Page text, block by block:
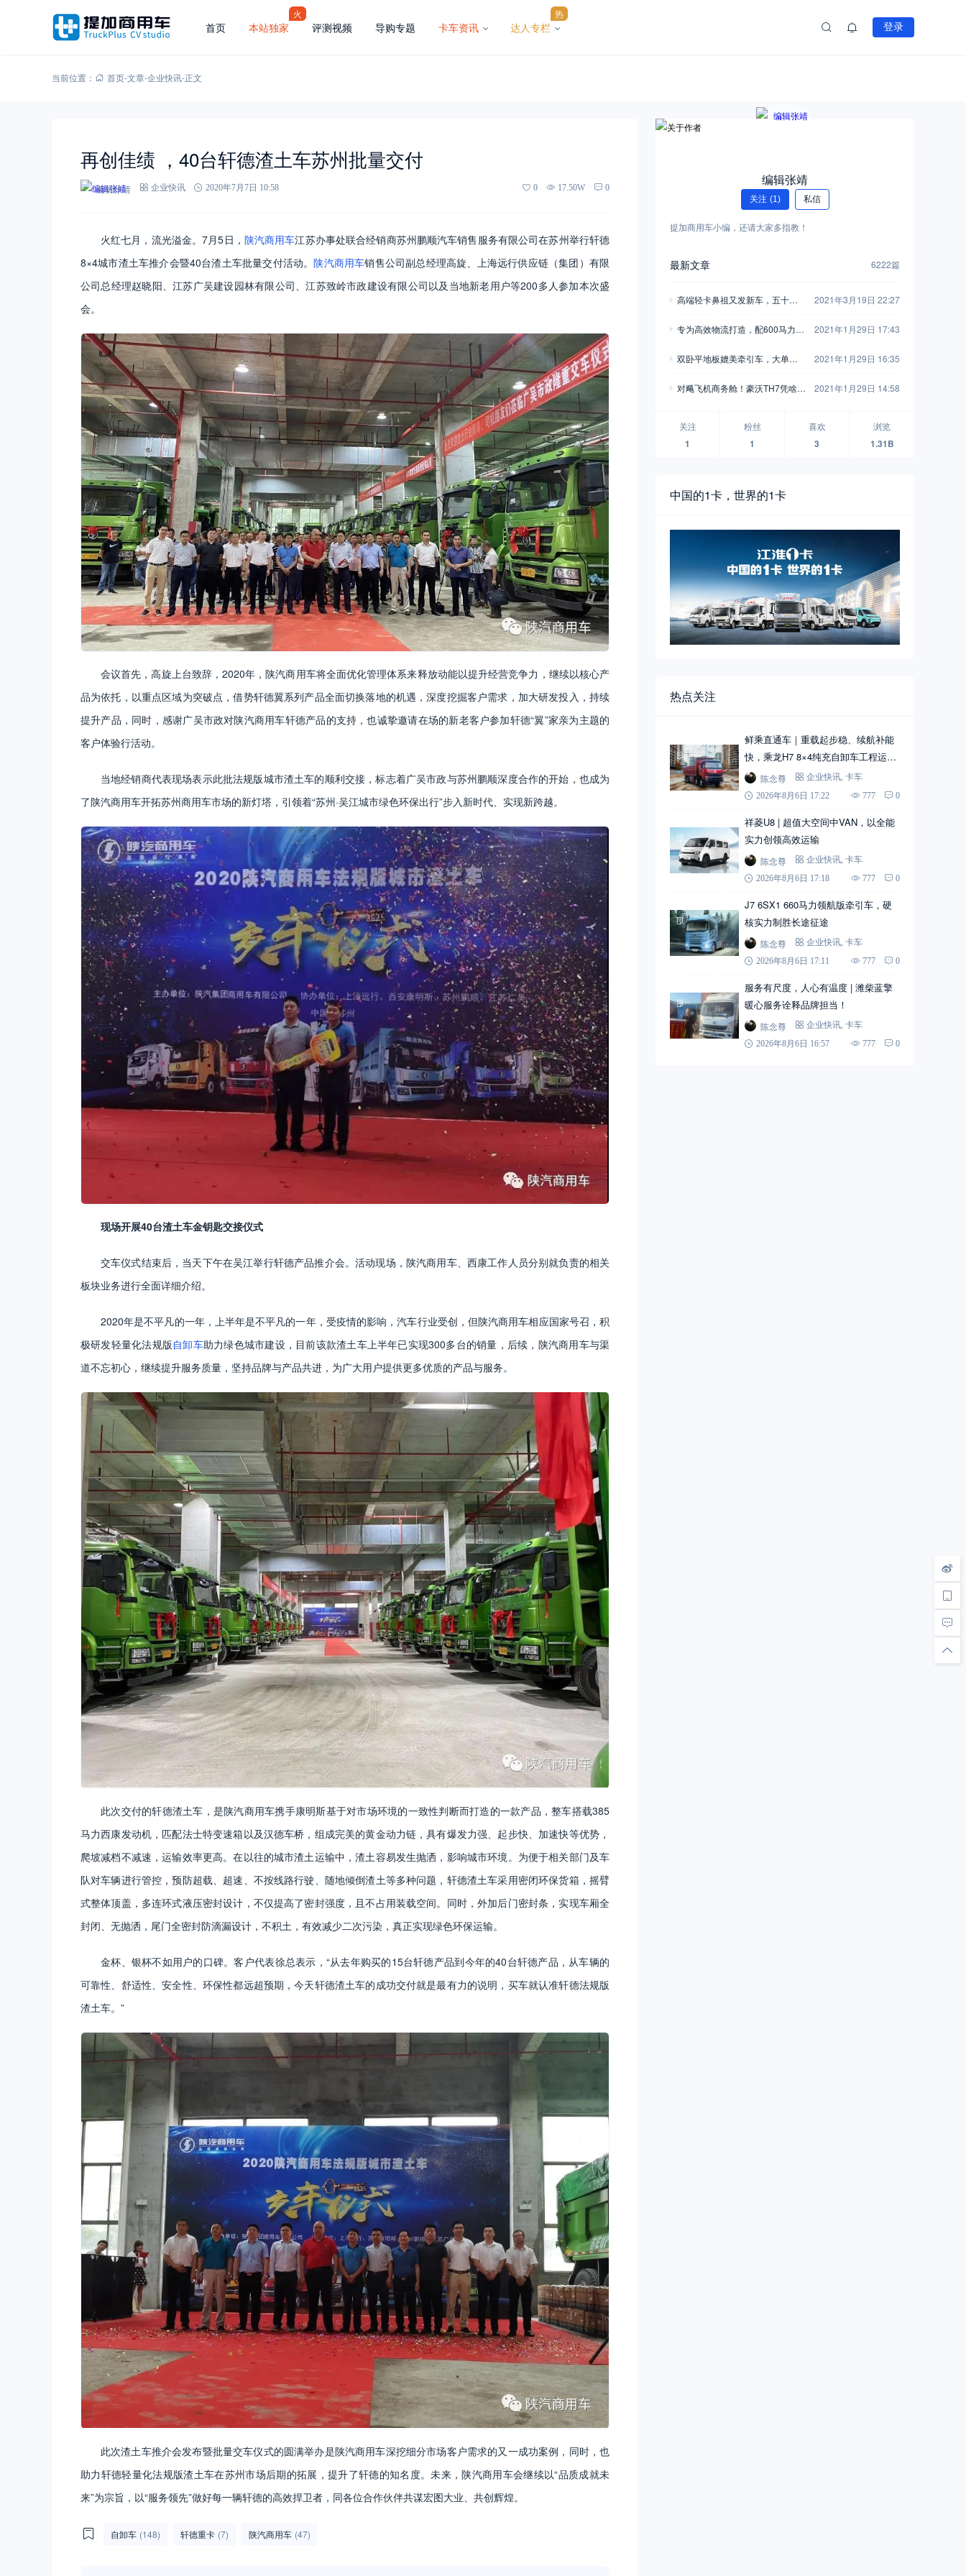
首页 本站独家
火
评测视频 导购专题 卡车资讯 达人专栏
热
登录
当前位置： 首页-文章-企业快讯-正文
再创佳绩 ，40台轩德渣土车苏州批量交付
编辑张靖 企业快讯 2020年7月7日 10:58 0 17.50W 0
火红七月，流光溢金。7月5日， 陕汽商用车江苏办事处联合经销商苏州鹏顺汽车销售服务有限公司在苏州举行轩德
8×4城市渣土车推介会暨40台渣土车批量交付活动。陕汽商用车销售公司副总经理高旋、上海远行供应链（集团）有限
公司总经理赵晓阳、江苏广吴建设园林有限公司、江苏致岭市政建设有限公司以及当地新老用户等200多人参加本次盛
会。
会议首先，高旋上台致辞，2020年，陕汽商用车将全面优化管理体系来释放动能以提升经营竞争力，继续以核心产
品为依托，以重点区域为突破点，借势轩德翼系列产品全面切换落地的机遇，深度挖掘客户需求，加大研发投入，持续
提升产品，同时，感谢广吴市政对陕汽商用车轩德产品的支持，也诚挚邀请在场的新老客户参加轩德“翼”家亲为主题的
客户体验行活动。
当地经销商代表现场表示此批法规版城市渣土车的顺利交接，标志着广吴市政与苏州鹏顺深度合作的开始，也成为
了陕汽商用车开拓苏州商用车市场的新灯塔，引领着“苏州·吴江城市绿色环保出行”步入新时代、实现新跨越。
现场开展40台渣土车金钥匙交接仪式
交车仪式结束后，当天下午在吴江举行轩德产品推介会。活动现场，陕汽商用车、西康工作人员分别就负责的相关
板块业务进行全面详细介绍。
2020年是不平凡的一年，上半年是不平凡的一年，受疫情的影响，汽车行业受创，但陕汽商用车相应国家号召，积
极研发轻量化法规版自卸车助力绿色城市建设，目前该款渣土车上半年已实现300多台的销量，后续，陕汽商用车与渠
道不忘初心，继续提升服务质量，坚持品牌与产品共进，为广大用户提供更多优质的产品与服务。
此次交付的轩德渣土车，是陕汽商用车携手康明斯基于对市场环境的一致性判断而打造的一款产品，整车搭载385
马力西康发动机，匹配法士特变速箱以及汉德车桥，组成完美的黄金动力链，具有爆发力强、起步快、加速快等优势，
爬坡减档不减速，运输效率更高。在以往的城市渣土运输中，渣土容易发生抛洒，影响城市环境。为便于相关部门及车
队对车辆进行管控，预防超载、超速、不按线路行驶、随地倾倒渣土等多种问题，轩德渣土车采用密闭环保货箱，摇臂
式整体顶盖，多连环式液压密封设计，不仅提高了密封强度，且不占用装载空间。同时，外加后门密封条，实现车厢全
封闭、无抛洒，尾门全密封防滴漏设计，不积土，有效减少二次污染，真正实现绿色环保运输。
金杯、银杯不如用户的口碑。客户代表徐总表示，“从去年购买的15台轩德产品到今年的40台轩德产品，从车辆的
可靠性、舒适性、安全性、环保性都远超预期，今天轩德渣土车的成功交付就是最有力的说明，买车就认准轩德法规版
渣土车。”
此次渣土车推介会发布暨批量交车仪式的圆满举办是陕汽商用车深挖细分市场客户需求的又一成功案例，同时，也
助力轩德轻量化法规版渣土车在苏州市场后期的拓展，提升了轩德的知名度。未来，陕汽商用车会继续以“品质成就未
来”为宗旨，以“服务领先”做好每一辆轩德的高效捍卫者，同各位合作伙伴共谋宏图大业、共创辉煌。
自卸车 (148) 轩德重卡 (7) 陕汽商用车 (47)
编辑张靖
关注 (1) 私信
提加商用车小编，还请大家多指教！
最新文章 6222篇
高端轻卡鼻祖又发新车，五十铃
别错过
2021年3月19日 22:27
专为高效物流打造，配600马力玉
版牵引车
2021年1月29日 17:43
双卧平地板媲美牵引车，大单桥7
2021年1月29日 16:35
对飚飞机商务舱！豪沃TH7凭啥开
2021年1月29日 14:58
关注
1
粉丝
1
喜欢
3
浏览
1.31B
中国的1卡，世界的1卡
热点关注
鲜乘直通车｜重载起步稳、续航补能
快，乘龙H7 8×4纯充自卸车工程运输
实力搭档
陈念尊 企业快讯 卡车
2026年8月6日 17:22
777 0
祥菱U8 | 超值大空间中VAN，以全能
实力创领高效运输
陈念尊 企业快讯 卡车
2026年8月6日 17:18
777 0
J7 6SX1 660马力领航版牵引车，硬
核实力制胜长途征途
陈念尊 企业快讯 卡车
2026年8月6日 17:11
777 0
服务有尺度，人心有温度 | 潍柴蓝擎
暖心服务诠释品牌担当！
陈念尊 企业快讯 卡车
2026年8月6日 16:57
777 0